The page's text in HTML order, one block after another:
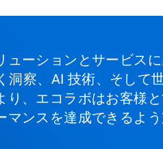
ーションとサービス
察、AI 技術、そして
、エコラボはお客様
ンスを達成できるよう